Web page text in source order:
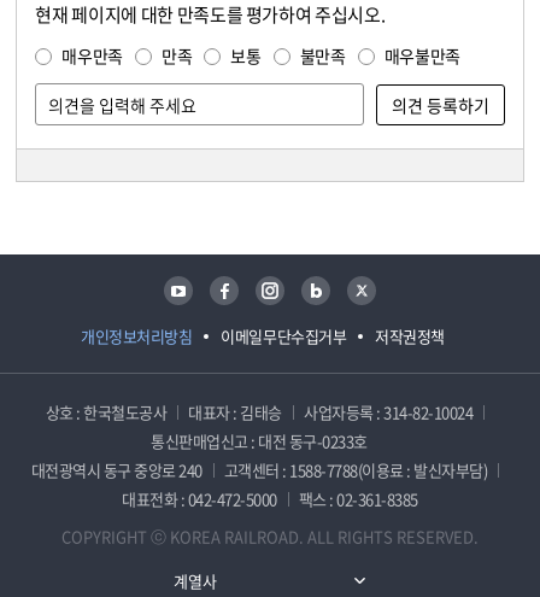
현재 페이지에 대한 만족도를 평가하여 주십시오.
매우만족 만족 보통 불만족 매우불만족
개인정보처리방침 이메일무단수집거부 저작권정책
유튜브 페이스북 인스타그램 블로그 트위터
상호 : 한국철도공사 대표자 : 김태승
사업자등록 : 314-82-10024
통신판매업신고 : 대전 동구-0233호
대전광역시 동구 중앙로 240
고객센터 : 1588-7788(이용료 : 발신자부담)
대표전화 : 042-472-5000
팩스 : 02-361-8385
COPYRIGHT ⓒ KOREA RAILROAD. ALL RIGHTS RESERVED.
계열사